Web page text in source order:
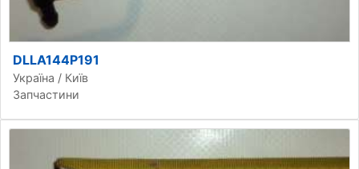
DLLA144P191
Україна / Київ
Запчастини